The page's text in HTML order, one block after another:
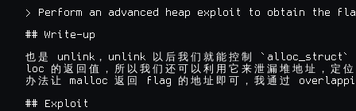
> Perform an advanced heap exploit to obtain the
## Write-up
也 是 unlink ， unlink 以 后 我 们 就 能 控 制
`alloc_struct`
loc
的 返 回 值 ， 所 以 我 们 还 可 以 利 用 它 来 泄 漏 堆 地 址 ， 定 位
办 法 让 malloc 返 回 flag 的 地 址 即 可 ， 我 通 过
## Exploit